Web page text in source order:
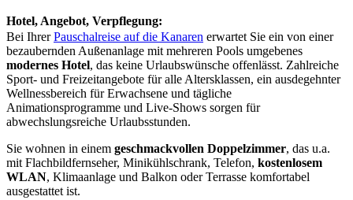
Hotel, Angebot, Verpflegung:
Bei IhrerPauschalreise auf die Kanaren erwartet Sie ein von einer
bezaubernden Außenanlage mit mehreren Pools umgebenes
modernes Hotel, das keine Urlaubswünsche offenlässt. Zahlreiche
Sport- und Freizeitangebote für alle Altersklassen, ein ausdegehnter
Wellnessbereich für Erwachsene und tägliche
Animationsprogramme und Live-Shows sorgen für
abwechslungsreiche Urlaubsstunden.
Sie wohnen in einem geschmackvollen Doppelzimmer, das u.a.
mit Flachbildfernseher, Minikühlschrank, Telefon, kostenlosem
WLAN, Klimaanlage und Balkon oder Terrasse komfortabel
ausgestattet ist.